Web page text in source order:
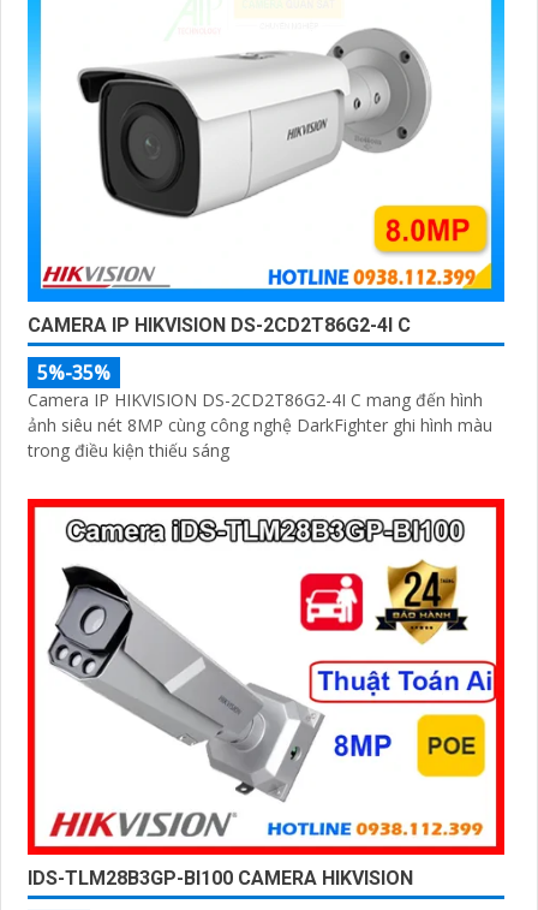
CAMERA IP HIKVISION DS-2CD2T86G2-4I C
5%-35%
Camera IP HIKVISION DS-2CD2T86G2-4I C mang đến hình
ảnh siêu nét 8MP cùng công nghệ DarkFighter ghi hình màu
trong điều kiện thiếu sáng
IDS-TLM28B3GP-BI100 CAMERA HIKVISION